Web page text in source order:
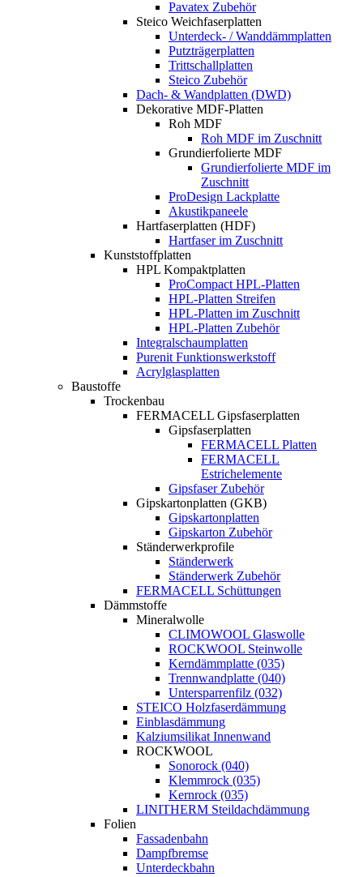
Pavatex Zubehör
Steico Weichfaserplatten
Unterdeck- / Wanddämmplatten
Putzträgerplatten
Trittschallplatten
Steico Zubehör
Dach- & Wandplatten (DWD)
Dekorative MDF-Platten
Roh MDF
Roh MDF im Zuschnitt
Grundierfolierte MDF
Grundierfolierte MDF im
Zuschnitt
ProDesign Lackplatte
Akustikpaneele
Hartfaserplatten (HDF)
Hartfaser im Zuschnitt
Kunststoffplatten
HPL Kompaktplatten
ProCompact HPL-Platten
HPL-Platten Streifen
HPL-Platten im Zuschnitt
HPL-Platten Zubehör
Integralschaumplatten
Purenit Funktionswerkstoff
Acrylglasplatten
Baustoffe
Trockenbau
FERMACELL Gipsfaserplatten
Gipsfaserplatten
FERMACELL Platten
FERMACELL
Estrichelemente
Gipsfaser Zubehör
Gipskartonplatten (GKB)
Gipskartonplatten
Gipskarton Zubehör
Ständerwerkprofile
Ständerwerk
Ständerwerk Zubehör
FERMACELL Schüttungen
Dämmstoffe
Mineralwolle
CLIMOWOOL Glaswolle
ROCKWOOL Steinwolle
Kerndämmplatte (035)
Trennwandplatte (040)
Untersparrenfilz (032)
STEICO Holzfaserdämmung
Einblasdämmung
Kalziumsilikat Innenwand
ROCKWOOL
Sonorock (040)
Klemmrock (035)
Kernrock (035)
LINITHERM Steildachdämmung
Folien
Fassadenbahn
Dampfbremse
Unterdeckbahn